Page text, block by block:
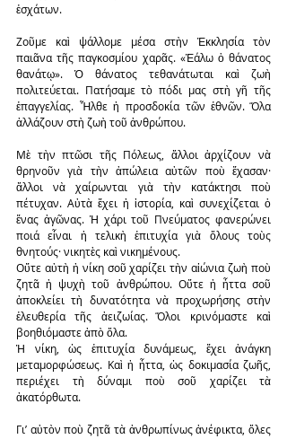
ἐσχάτων.
Ζοῦμε καὶ ψάλλομε μέσα στὴν Ἐκκλησία τὸν
παιᾶνα τῆς παγκοσμίου χαρᾶς. «Ἑάλω ὁ θάνατος
θανάτῳ». Ὁ θάνατος τεθανάτωται καὶ ζωὴ
πολιτεύεται. Πατήσαμε τὸ πόδι μας στὴ γῆ τῆς
ἐπαγγελίας. Ἦλθε ἡ προσδοκία τῶν ἐθνῶν. Ὅλα
ἀλλάζουν στὴ ζωὴ τοῦ ἀνθρώπου.
Μὲ τὴν πτῶσι τῆς Πόλεως, ἄλλοι ἀρχίζουν νὰ
θρηνοῦν γιὰ τὴν ἀπώλεια αὐτῶν ποὺ ἔχασαν·
ἄλλοι νὰ χαίρωνται γιὰ τὴν κατάκτησι ποὺ
πέτυχαν. Αὐτὰ ἔχει ἡ ἱστορία, καὶ συνεχίζεται ὁ
ἕνας ἀγῶνας. Ἡ χάρι τοῦ Πνεύματος φανερώνει
ποιά εἶναι ἡ τελικὴ ἐπιτυχία γιὰ ὅλους τοὺς
θνητούς· νικητὲς καὶ νικημένους.
Οὔτε αὐτὴ ἡ νίκη σοῦ χαρίζει τὴν αἰώνια ζωὴ ποὺ
ζητᾶ ἡ ψυχὴ τοῦ ἀνθρώπου. Οὔτε ἡ ἧττα σοῦ
ἀποκλείει τὴ δυνατότητα νὰ προχωρήσης στὴν
ἐλευθερία τῆς ἀειζωίας. Ὅλοι κρινόμαστε καὶ
βοηθιόμαστε ἀπὸ ὅλα.
Ἡ νίκη, ὡς ἐπιτυχία δυνάμεως, ἔχει ἀνάγκη
μεταμορφώσεως. Καὶ ἡ ἧττα, ὡς δοκιμασία ζωῆς,
περιέχει τὴ δύναμι ποὺ σοῦ χαρίζει τὰ
ἀκατόρθωτα.
Γι’ αὐτὸν ποὺ ζητᾶ τὰ ἀνθρωπίνως ἀνέφικτα, ὄλες